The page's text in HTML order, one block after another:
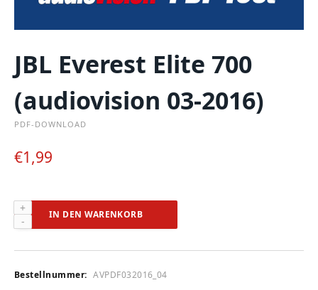
JBL Everest Elite 700
(audiovision 03-2016)
PDF-DOWNLOAD
€1,99
JBL
Everest
700
03-
IN DEN WARENKORB
Bestellnummer: AVPDF032016_04